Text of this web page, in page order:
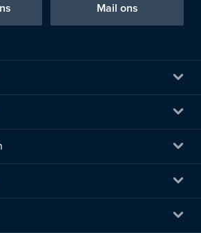
Mail ons